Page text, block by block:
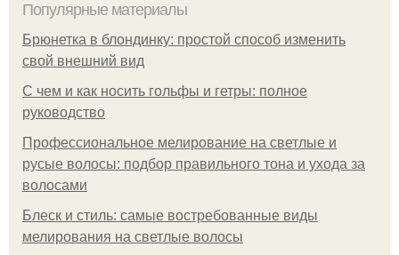
Популярные материалы
Брюнетка в блондинку: простой способ изменить
свой внешний вид
С чем и как носить гольфы и гетры: полное
руководство
Профессиональное мелирование на светлые и
русые волосы: подбор правильного тона и ухода за
волосами
Блеск и стиль: самые востребованные виды
мелирования на светлые волосы